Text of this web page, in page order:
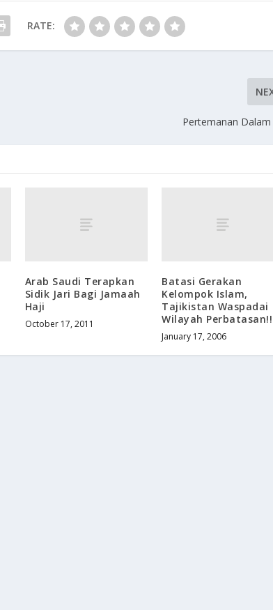
RATE:
Pertemanan
Arab Saudi Terapkan
Sidik Jari Bagi Jamaah
Haji
October 17, 2011
Batasi Gerakan
Kelompok Islam,
Tajikistan Waspadai
Wilayah
January 17, 2006